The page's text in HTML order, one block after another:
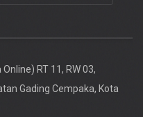
RT 11, RW 03,
Gading Cempaka, Kota